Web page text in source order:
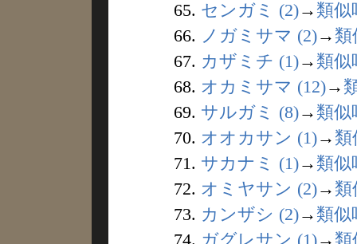
65. センガミ (2)→ 類似
66. ノガミサマ (2)→ 類
67. カザミチ (1)→ 類似
68. オカミサマ (12)→
69. サルガミ (8)→ 類似
70. オオカサン (1)→ 類
71. サカナミ (1)→ 類似
72. オミヤサン (2)→ 類
73. カンザシ (2)→ 類似
74. ガグレサン (1)→ 類